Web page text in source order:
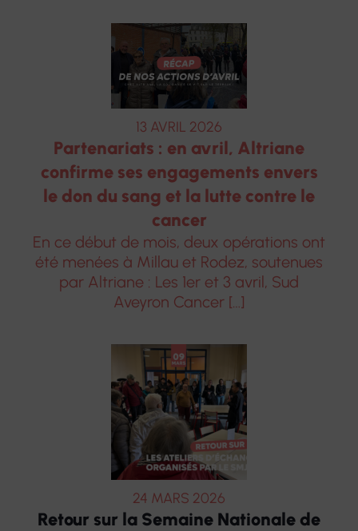
13 AVRIL 2026
Partenariats : en avril, Altriane
confirme ses engagements envers
le don du sang et la lutte contre le
cancer
En ce début de mois, deux opérations ont
été menées à Millau et Rodez, soutenues
par Altriane : Les 1er et 3 avril, Sud
Aveyron Cancer […]
24 MARS 2026
Retour sur la Semaine Nationale de